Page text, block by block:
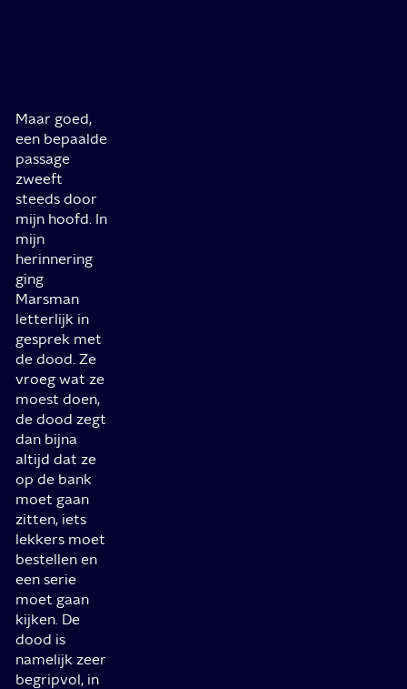
Maar goed,
een bepaalde
passage
zweeft
steeds door
mijn hoofd. In
mijn
herinnering
ging
Marsman
letterlijk in
gesprek met
de dood. Ze
vroeg wat ze
moest doen,
de dood zegt
dan bijna
altijd dat ze
op de bank
moet gaan
zitten, iets
lekkers moet
bestellen en
een serie
moet gaan
kijken. De
dood is
namelijk zeer
begripvol, in